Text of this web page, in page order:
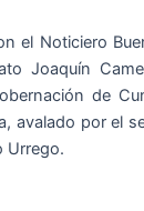
el Noticiero
Joaquín
de
avalado por el
Urrego.